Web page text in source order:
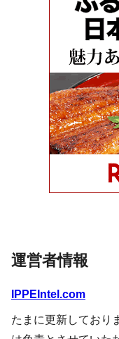
運営者情報
IPPEIntel.com
たまに更新しており